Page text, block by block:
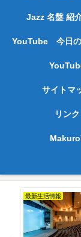
Jazz 名盤 紹
サイトマ
リンク
最新生活情報